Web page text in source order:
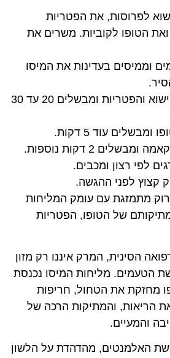
לפרוסות, את הפטריות
הטופו לקוביות. משרים את
וממיסים בעדינות את המיסו
מוסיפים את הקישוא והפטריות ומבשלים 20 עד 30
עוד 5 דקות.
2 דקות נוספות.
לפי רצון ומכבים.
קצוץ לפני ההגשה.
מתמזגת עם עומק המליחות
של הטופו, הפטריות
הסינית, המרק איננו רק מזון
הטעמים. מליחות המיסו נכנסת
מחזקת את הטחול, חריפות
הריאות, והמתיקות הרכה של
והמעיים.
האלמנטים, מהדהדת על הלשון